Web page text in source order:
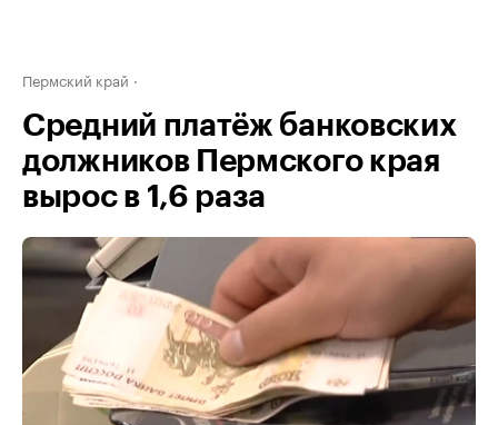
Пермский край
Средний платёж банковских
должников Пермского края
вырос в 1,6 раза